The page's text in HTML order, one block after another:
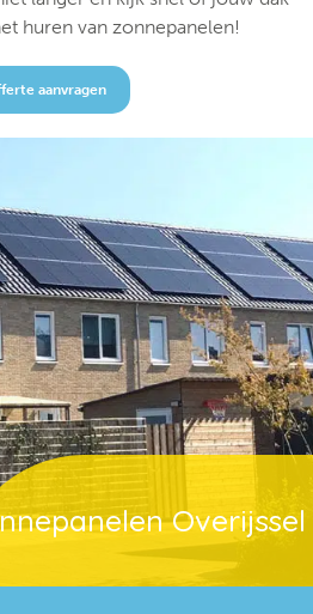
huren van zonnepanelen!
aanvragen
Overijssel